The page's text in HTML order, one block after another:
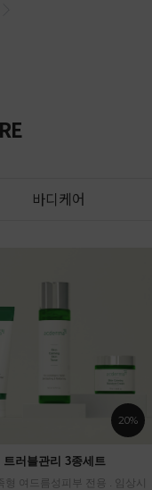
바디케어
20%
트러블관리 3종세트
형 여드름성피부 전용 . 임상시